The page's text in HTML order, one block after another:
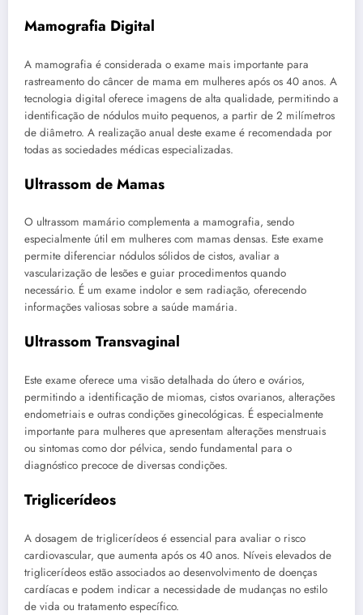
Mamografia Digital
A mamografia é considerada o exame mais importante para
rastreamento do câncer de mama em mulheres após os 40 anos. A
tecnologia digital oferece imagens de alta qualidade, permitindo a
identificação de nódulos muito pequenos, a partir de 2 milímetros
de diâmetro. A realização anual deste exame é recomendada por
todas as sociedades médicas especializadas.
Ultrassom de Mamas
O ultrassom mamário complementa a mamografia, sendo
especialmente útil em mulheres com mamas densas. Este exame
permite diferenciar nódulos sólidos de cistos, avaliar a
vascularização de lesões e guiar procedimentos quando
necessário. É um exame indolor e sem radiação, oferecendo
informações valiosas sobre a saúde mamária.
Ultrassom Transvaginal
Este exame oferece uma visão detalhada do útero e ovários,
permitindo a identificação de miomas, cistos ovarianos, alterações
endometriais e outras condições ginecológicas. É especialmente
importante para mulheres que apresentam alterações menstruais
ou sintomas como dor pélvica, sendo fundamental para o
diagnóstico precoce de diversas condições.
Triglicerídeos
A dosagem de triglicerídeos é essencial para avaliar o risco
cardiovascular, que aumenta após os 40 anos. Níveis elevados de
triglicerídeos estão associados ao desenvolvimento de doenças
cardíacas e podem indicar a necessidade de mudanças no estilo
de vida ou tratamento específico.